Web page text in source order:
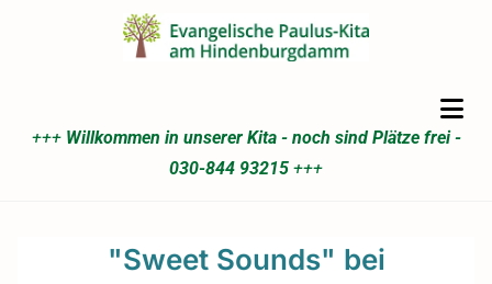
+++ Willkommen in unserer Kita - noch sind Plätze frei -
030-844 93215 +++
"Sweet Sounds" bei